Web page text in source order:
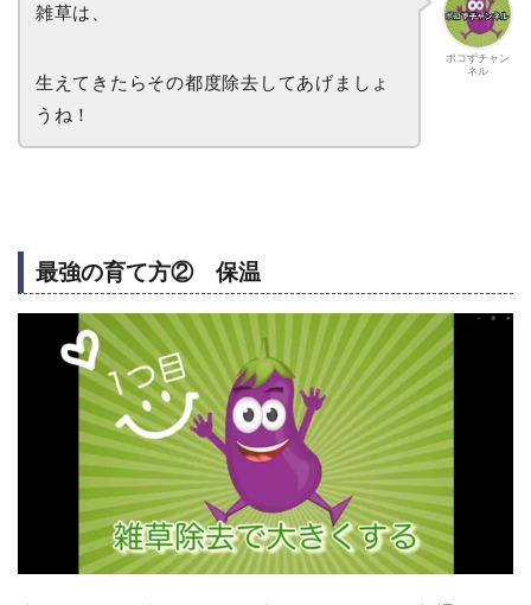
ポコずチャン
ネル
雑草は、
生えてきたらその都度除去してあげましょ
うね！
最強の育て方② 保温